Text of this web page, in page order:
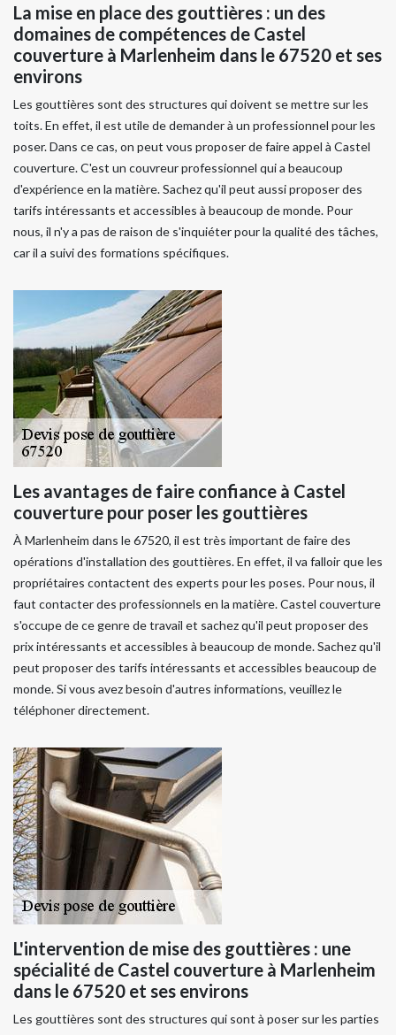
La mise en place des gouttières : un des
domaines de compétences de Castel
couverture à Marlenheim dans le 67520 et ses
environs
Les gouttières sont des structures qui doivent se mettre sur les
toits. En effet, il est utile de demander à un professionnel pour les
poser. Dans ce cas, on peut vous proposer de faire appel à Castel
couverture. C'est un couvreur professionnel qui a beaucoup
d'expérience en la matière. Sachez qu'il peut aussi proposer des
tarifs intéressants et accessibles à beaucoup de monde. Pour
nous, il n'y a pas de raison de s'inquiéter pour la qualité des tâches,
car il a suivi des formations spécifiques.
Les avantages de faire confiance à Castel
couverture pour poser les gouttières
À Marlenheim dans le 67520, il est très important de faire des
opérations d'installation des gouttières. En effet, il va falloir que les
propriétaires contactent des experts pour les poses. Pour nous, il
faut contacter des professionnels en la matière. Castel couverture
s'occupe de ce genre de travail et sachez qu'il peut proposer des
prix intéressants et accessibles à beaucoup de monde. Sachez qu'il
peut proposer des tarifs intéressants et accessibles beaucoup de
monde. Si vous avez besoin d'autres informations, veuillez le
téléphoner directement.
L'intervention de mise des gouttières : une
spécialité de Castel couverture à Marlenheim
dans le 67520 et ses environs
Les gouttières sont des structures qui sont à poser sur les parties